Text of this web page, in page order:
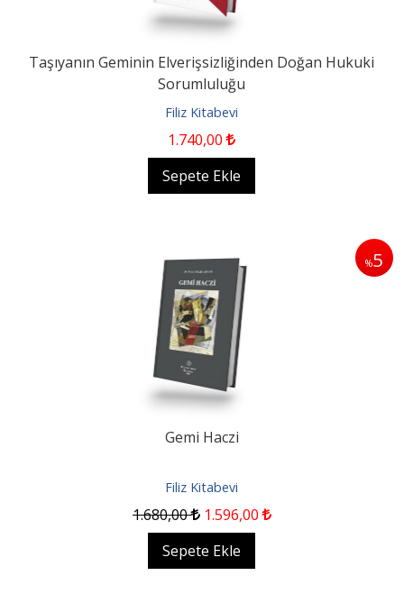
Taşıyanın Geminin Elverişsizliğinden Doğan Hukuki
Sorumluluğu
Filiz Kitabevi
1.740,00
Sepete Ekle
%5
Gemi Haczi
Filiz Kitabevi
1.680,00 1.596,00
Sepete Ekle